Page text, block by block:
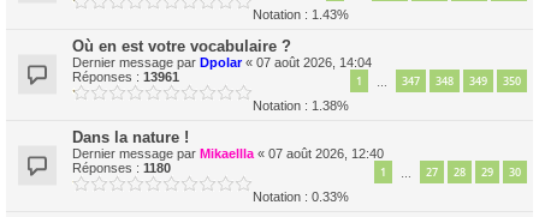
Notation : 1.43%
Où en est votre vocabulaire ?
Dernier message par Dpolar« 07 août 2026, 14:04
Réponses : 13961 1 347 348 349 350
Notation : 1.38%
Dans la nature !
Dernier message par Mikaellla « 07 août 2026, 12:40
Réponses : 1180 1 27 28 29 30
Notation : 0.33%